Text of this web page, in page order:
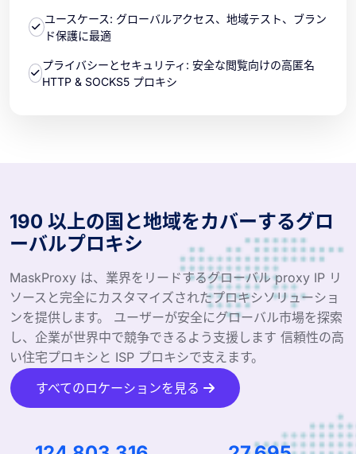
ユースケース: グローバルアクセス、地域テスト、ブラン
ド保護に最適
プライバシーとセキュリティ: 安全な閲覧向けの高匿名
HTTP & SOCKS5 プロキシ
190 以上の国と地域をカバーするグロ
ーバルプロキシ
MaskProxy は、業界をリードするグローバル proxy IP リ
ソースと完全にカスタマイズされたプロキシソリューショ
ンを提供します。 ユーザーが安全にグローバル市場を探索
し、企業が世界中で競争できるよう支援します 信頼性の高
い住宅プロキシと ISP プロキシで支えます。
すべてのロケーションを見る